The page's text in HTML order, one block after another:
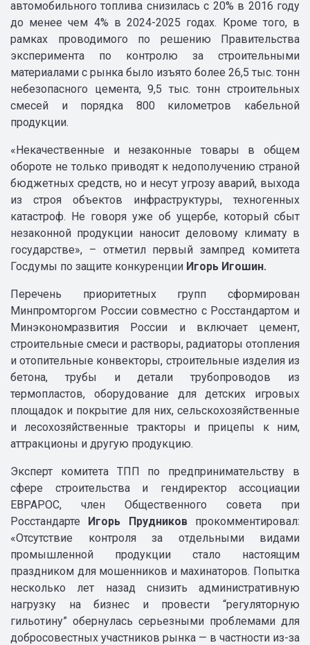
автомобильного топлива снизилась с 20% в 2016 году
до менее чем 4% в 2024-2025 годах. Кроме того, в
рамках проводимого по решению Правительства
эксперимента по контролю за строительными
материалами с рынка было изъято более 26,5 тыс. тонн
небезопасного цемента, 9,5 тыс. тонн строительных
смесей и порядка 800 километров кабельной
продукции.
«Некачественные и незаконные товары в общем
обороте не только приводят к недополучению страной
бюджетных средств, но и несут угрозу аварий, выхода
из строя объектов инфраструктуры, техногенных
катастроф. Не говоря уже об ущербе, который сбыт
незаконной продукции наносит деловому климату в
государстве», – отметил первый зампред комитета
Госдумы по защите конкуренции Игорь Игошин.
Перечень приоритетных групп сформирован
Минпромторгом России совместно с Росстандартом и
Минэкономразвития России и включает цемент,
строительные смеси и растворы, радиаторы отопления
и отопительные конвекторы, строительные изделия из
бетона, трубы и детали трубопроводов из
термопластов, оборудование для детских игровых
площадок и покрытие для них, сельскохозяйственные
и лесохозяйственные тракторы и прицепы к ним,
аттракционы и другую продукцию.
Эксперт комитета ТПП по предпринимательству в
сфере строительства и гендиректор ассоциации
ЕВРАРОС, член Общественного совета при
Росстандарте Игорь Прудниковпрокомментировал:
«Отсутствие контроля за отдельными видами
промышленной продукции стало настоящим
праздником для мошенников и махинаторов. Попытка
несколько лет назад снизить административную
нагрузку на бизнес и провести “регуляторную
гильотину” обернулась серьезными проблемами для
добросовестных участников рынка — в частности из-за